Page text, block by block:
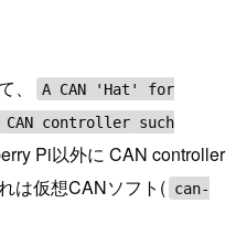
A CAN 'Hat' for
CAN controller such
Pi以外に CAN controller
は仮想CANソフト( can-